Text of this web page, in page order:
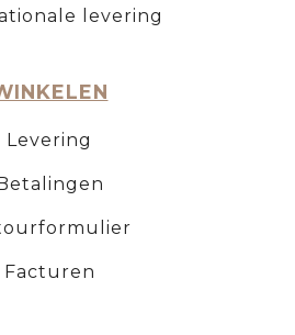
levering
Levering
Facturen